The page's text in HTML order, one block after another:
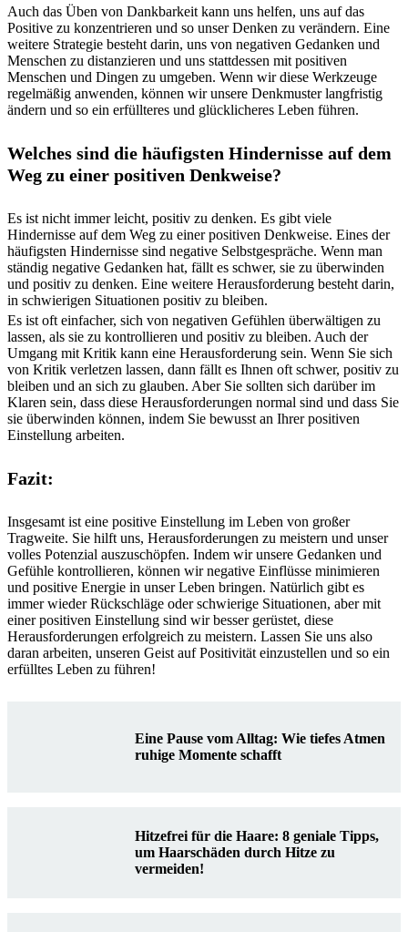
Auch das Üben von Dankbarkeit kann uns helfen, uns auf das
Positive zu konzentrieren und so unser Denken zu verändern. Eine
weitere Strategie besteht darin, uns von negativen Gedanken und
Menschen zu distanzieren und uns stattdessen mit positiven
Menschen und Dingen zu umgeben. Wenn wir diese Werkzeuge
regelmäßig anwenden, können wir unsere Denkmuster langfristig
ändern und so ein erfüllteres und glücklicheres Leben führen.
Welches sind die häufigsten Hindernisse auf dem
Weg zu einer positiven Denkweise?
Es ist nicht immer leicht, positiv zu denken. Es gibt viele
Hindernisse auf dem Weg zu einer positiven Denkweise. Eines der
häufigsten Hindernisse sind negative Selbstgespräche. Wenn man
ständig negative Gedanken hat, fällt es schwer, sie zu überwinden
und positiv zu denken. Eine weitere Herausforderung besteht darin,
in schwierigen Situationen positiv zu bleiben.
Es ist oft einfacher, sich von negativen Gefühlen überwältigen zu
lassen, als sie zu kontrollieren und positiv zu bleiben. Auch der
Umgang mit Kritik kann eine Herausforderung sein. Wenn Sie sich
von Kritik verletzen lassen, dann fällt es Ihnen oft schwer, positiv zu
bleiben und an sich zu glauben. Aber Sie sollten sich darüber im
Klaren sein, dass diese Herausforderungen normal sind und dass Sie
sie überwinden können, indem Sie bewusst an Ihrer positiven
Einstellung arbeiten.
Fazit:
Insgesamt ist eine positive Einstellung im Leben von großer
Tragweite. Sie hilft uns, Herausforderungen zu meistern und unser
volles Potenzial auszuschöpfen. Indem wir unsere Gedanken und
Gefühle kontrollieren, können wir negative Einflüsse minimieren
und positive Energie in unser Leben bringen. Natürlich gibt es
immer wieder Rückschläge oder schwierige Situationen, aber mit
einer positiven Einstellung sind wir besser gerüstet, diese
Herausforderungen erfolgreich zu meistern. Lassen Sie uns also
daran arbeiten, unseren Geist auf Positivität einzustellen und so ein
erfülltes Leben zu führen!
Eine Pause vom Alltag: Wie tiefes Atmen
ruhige Momente schafft
Hitzefrei für die Haare: 8 geniale Tipps,
um Haarschäden durch Hitze zu
vermeiden!